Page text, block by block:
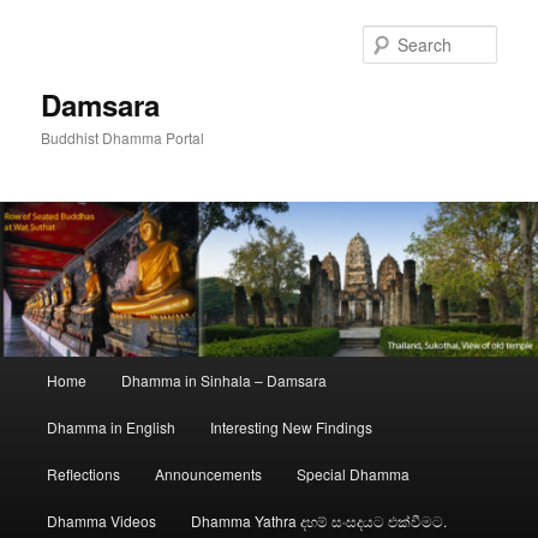
Damsara
Buddhist Dhamma Portal
Home Dhamma in Sinhala – Damsara
Dhamma in English Interesting New Findings
Reflections Announcements Special Dhamma
Dhamma Videos Dhamma Yathra දහම් සංසදයට එක්වීමට.